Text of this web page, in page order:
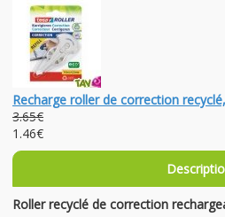
Recharge roller de correction
3.65€
1.46€
Roller recyclé de correction